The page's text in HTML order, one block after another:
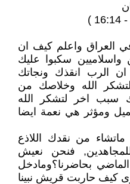
في العراق واعلم كيف ان
سكبوا عليك
ان الرب انقذك ونجاتك
الله وخلاصك من
سبب اخر لتشكر الله
ومؤثر هي نعمة ايضا
من نقدك اللاذع
فنحن نعيش
الماضي بحاضرنا؟ومادخل
كيف حاربت قريش نبينا